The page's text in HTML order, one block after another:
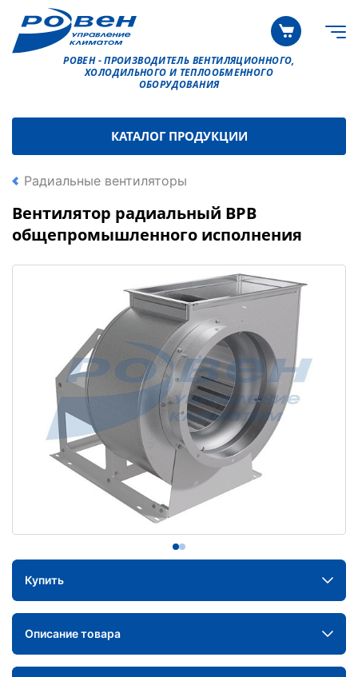
РОВЕН - ПРОИЗВОДИТЕЛЬ ВЕНТИЛЯЦИОННОГО,
ХОЛОДИЛЬНОГО И ТЕПЛООБМЕННОГО
ОБОРУДОВАНИЯ
КАТАЛОГ ПРОДУКЦИИ
Радиальные вентиляторы
Вентилятор радиальный ВРВ
общепромышленного исполнения
Купить
Описание товара